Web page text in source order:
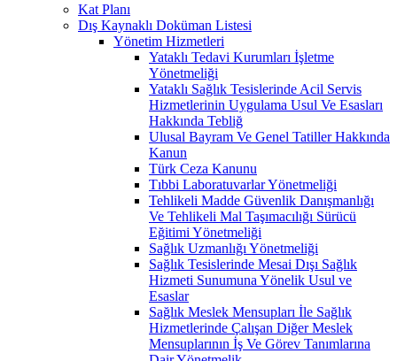
Kat Planı
Dış Kaynaklı Doküman Listesi
Yönetim Hizmetleri
Yataklı Tedavi Kurumları İşletme
Yönetmeliği
Yataklı Sağlık Tesislerinde Acil Servis
Hizmetlerinin Uygulama Usul Ve Esasları
Hakkında Tebliğ
Ulusal Bayram Ve Genel Tatiller Hakkında
Kanun
Türk Ceza Kanunu
Tıbbi Laboratuvarlar Yönetmeliği
Tehlikeli Madde Güvenlik Danışmanlığı
Ve Tehlikeli Mal Taşımacılığı Sürücü
Eğitimi Yönetmeliği
Sağlık Uzmanlığı Yönetmeliği
Sağlık Tesislerinde Mesai Dışı Sağlık
Hizmeti Sunumuna Yönelik Usul ve
Esaslar
Sağlık Meslek Mensupları İle Sağlık
Hizmetlerinde Çalışan Diğer Meslek
Mensuplarının İş Ve Görev Tanımlarına